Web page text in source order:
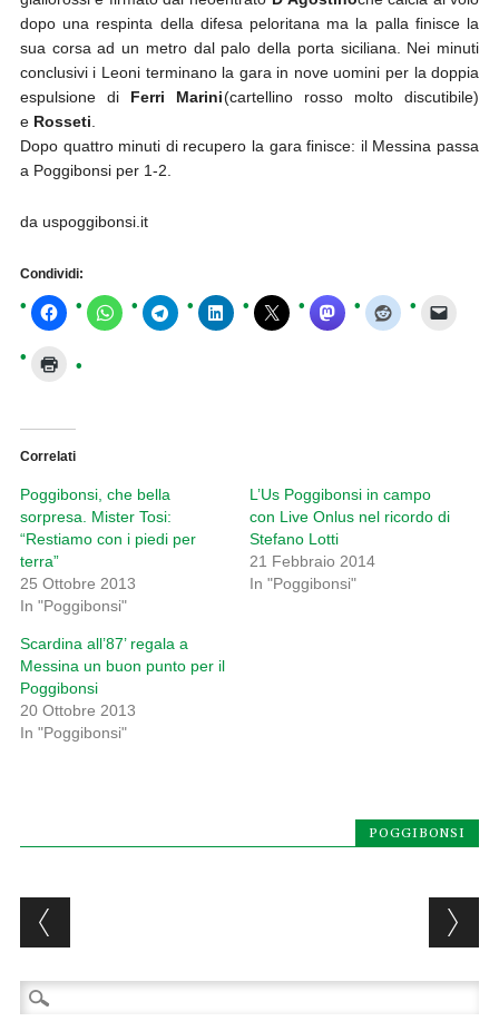
dopo una respinta della difesa peloritana ma la palla finisce la
sua corsa ad un metro dal palo della porta siciliana. Nei minuti
conclusivi i Leoni terminano la gara in nove uomini per la doppia
espulsione di Ferri Marini(cartellino rosso molto discutibile)
e Rosseti
Dopo quattro minuti di recupero la gara finisce: il Messina passa
a Poggibonsi per 1-2.
da uspoggibonsi.it
Condividi:
Correlati
Poggibonsi, che bella
sorpresa. Mister Tosi:
“Restiamo con i piedi per
terra”
25 Ottobre 2013
In "Poggibonsi"
L’Us Poggibonsi in campo
con Live Onlus nel ricordo di
Stefano Lotti
21 Febbraio 2014
In "Poggibonsi"
Scardina all’87’ regala a
Messina un buon punto per il
Poggibonsi
20 Ottobre 2013
In "Poggibonsi"
POGGIBONSI
Post navigation
Ricerca
per: